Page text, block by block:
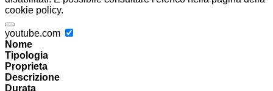
cookie policy.
youtube.com
Nome
Tipologia
Proprieta
Descrizione
Durata